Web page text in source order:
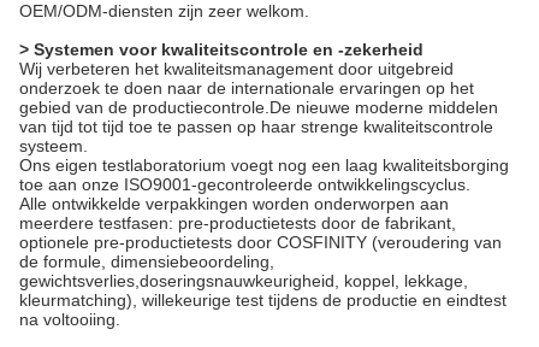
OEM/ODM-diensten zijn zeer welkom.
> Systemen voor kwaliteitscontrole en -zekerheid
Wij verbeteren het kwaliteitsmanagement door uitgebreid
onderzoek te doen naar de internationale ervaringen op het
gebied van de productiecontrole.De nieuwe moderne middelen
van tijd tot tijd toe te passen op haar strenge kwaliteitscontrole
systeem.
Ons eigen testlaboratorium voegt nog een laag kwaliteitsborging
toe aan onze ISO9001-gecontroleerde ontwikkelingscyclus.
Alle ontwikkelde verpakkingen worden onderworpen aan
meerdere testfasen: pre-productietests door de fabrikant,
optionele pre-productietests door COSFINITY (veroudering van
de formule, dimensiebeoordeling,
gewichtsverlies,doseringsnauwkeurigheid, koppel, lekkage,
kleurmatching), willekeurige test tijdens de productie en eindtest
na voltooiing.